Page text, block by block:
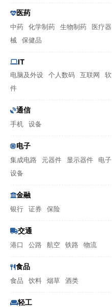
医药
中药 化学制药 生物制药
医疗器
械
保健品
IT
电脑及外设 个人数码 互联网
软
件
通信
手机 设备
电子
集成电路 元器件 显示器件
电子
设备
金融
银行 证券 保险
交通
港口 公路 航空 铁路 物流
食品
食品 饮料 烟草 酒类
轻工